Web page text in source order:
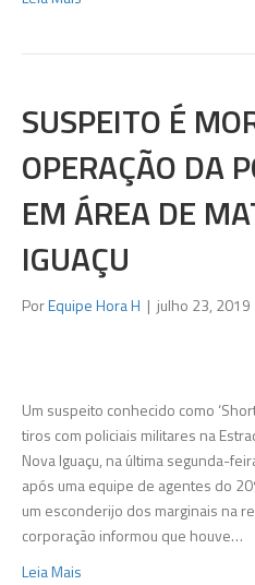
SUSPEITO É
OPERAÇÃO DA
EM ÁREA DE
IGUAÇU
PorEquipe Hora H | julho 23, 2019
Um suspeito conhecido como
tiros com policiais militares na
Nova Iguaçu, na última segunda-
após uma equipe de agentes do
um esconderijo dos marginais na
corporação informou que houve…
Leia Mais